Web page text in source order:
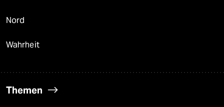
Nord
Wahrheit
Themen